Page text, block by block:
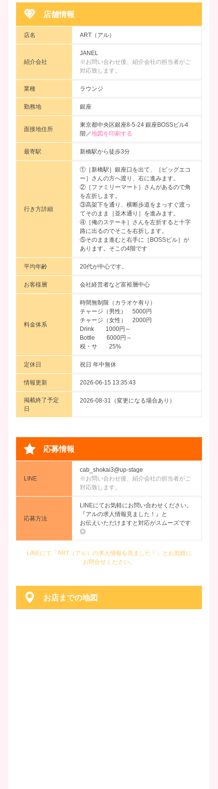
店舗情報
店名 ART（アル）
紹介会社
JANEL
※お問い合わせ後、紹介会社の担当者がご
対応致します。
業種 ラウンジ
勤務地 銀座
面接地住所
東京都中央区銀座8-5-24 銀座BOSSビル4
階／地図を印刷する
最寄駅 新橋駅から徒歩3分
行き方詳細
①［新橋駅］銀座口を出て、［ビッグエコ
ー］さんの方へ渡り、右に進みます。
②［ファミリーマート］さんがあるので角
を左折します。
③高架下を通り、横断歩道をまっすぐ渡っ
てそのまま［並木通り］を進みます。
④［俺のステーキ］さんを左折すると十字
路に出るのでそこを右折します。
⑤そのまま進むと右手に［BOSSビル］が
あります。そこの4階です
平均年齢 20代が中心です。
お客様層 会社経営者など富裕層中心
料金体系
時間無制限（カラオケ有り）
チャージ（男性） 5000円
チャージ（女性） 2000円
Drink 1000円～
Bottle 6000円～
税・サ 25%
定休日 祝日 年中無休
情報更新 2026-06-15 13:35:43
掲載終了予定
日
2026-08-31（変更になる場合あり）
応募情報
LINE
cab_shokai3@up-stage
※お問い合わせ後、紹介会社の担当者がご
対応致します。
応募方法
LINEにてお気軽にお問い合わせください。
『アルの求人情報見ました！』と
お伝えいただけますと対応がスムーズです
◎
LINEにて「ART（アル）の求人情報を見ました！」とお気軽に
お問合せください。
お店までの地図